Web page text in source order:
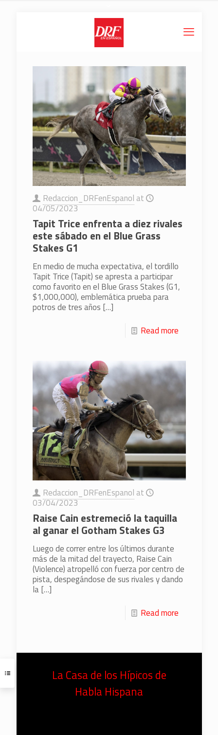
Redaccion_DRFenEspanol at
04/05/2023
Tapit Trice enfrenta a diez rivales
este sábado en el Blue Grass
Stakes G1
En medio de mucha expectativa, el tordillo
Tapit Trice (Tapit) se apresta a participar
como favorito en el Blue Grass Stakes (G1,
$1,000,000), emblemática prueba para
potros de tres años […]
Read more
Redaccion_DRFenEspanol at
03/04/2023
Raise Cain estremeció la taquilla
al ganar el Gotham Stakes G3
Luego de correr entre los últimos durante
más de la mitad del trayecto, Raise Cain
(Violence) atropelló con fuerza por centro de
pista, despegándose de sus rivales y dando
la[…]
Read more
La Casa de los Hípicos de
Habla Hispana